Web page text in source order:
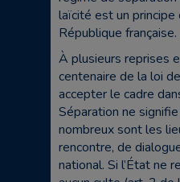
laïcité est un
République française.
À plusieurs reprises
centenaire de la loi
accepter le cadre
Séparation ne
nombreux sont les
rencontre, de
national. Si l’État ne